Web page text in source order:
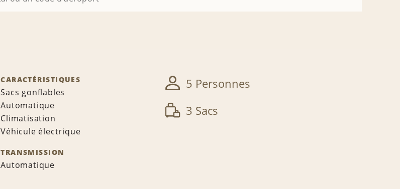
CARACTÉRISTIQUES
Sacs gonflables
Automatique
Climatisation
Véhicule électrique
TRANSMISSION
Automatique
5 Personnes
3 Sacs